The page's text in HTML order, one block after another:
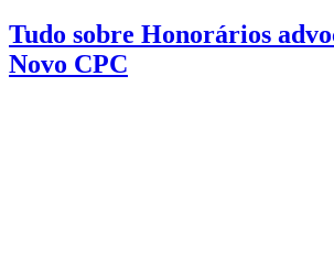
Tudo sobre Honorários
Novo CPC